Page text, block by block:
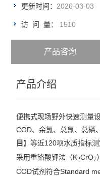
更新时间：2026-03-03
访 问 量： 1510
产品咨询
产品介绍
便携式现场野外快速测量
COD、余氯、总氯、总磷
目 】等近120项水质指标测
采用重铬酸钾法 （K2CrO7
COD试剂符合Standard